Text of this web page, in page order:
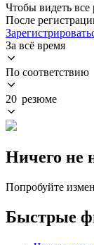
Чтобы видеть все
После
За всё время
По соответствию
20 резюме
Ничего не
Попробуйте
Быстрые